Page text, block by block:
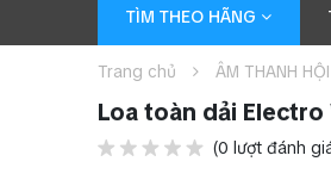
TÌM THEO HÃNG
Trang chủ ÂM THANH
Loa toàn dải Electro
(0 lượt đánh